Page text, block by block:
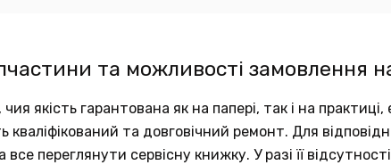
та можливості замовлення
якість гарантована як на папері, так і на
кваліфікований та довговічний ремонт. Для
переглянути сервісну книжку. У разі її